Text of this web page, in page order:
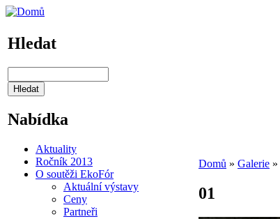
Hledat
Nabídka
Aktuality
Ročník 2013
O soutěži EkoFór
Aktuální výstavy
Ceny
Partneři
Domů » Galerie »
01